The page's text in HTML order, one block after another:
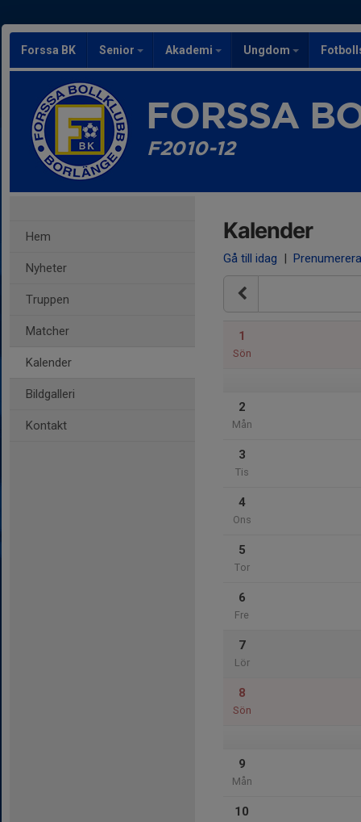
Forssa BK Senior Akademi Ungdom
FORSSA
F2010-12
Hem
Nyheter
Truppen
Matcher
Kalender
Bildgalleri
Kontakt
Kalender
Gå till idag | Prenumerera
1
Sön
2
Mån
3
Tis
4
Ons
5
Tor
6
Fre
7
Lör
8
Sön
9
Mån
10